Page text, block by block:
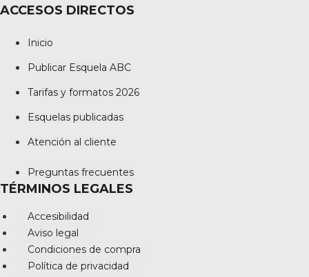
ACCESOS DIRECTOS
Inicio
Publicar Esquela ABC
Tarifas y formatos 2026
Esquelas publicadas
Atención al cliente
Preguntas frecuentes
TÉRMINOS LEGALES
Accesibilidad
Aviso legal
Condiciones de compra
Política de privacidad